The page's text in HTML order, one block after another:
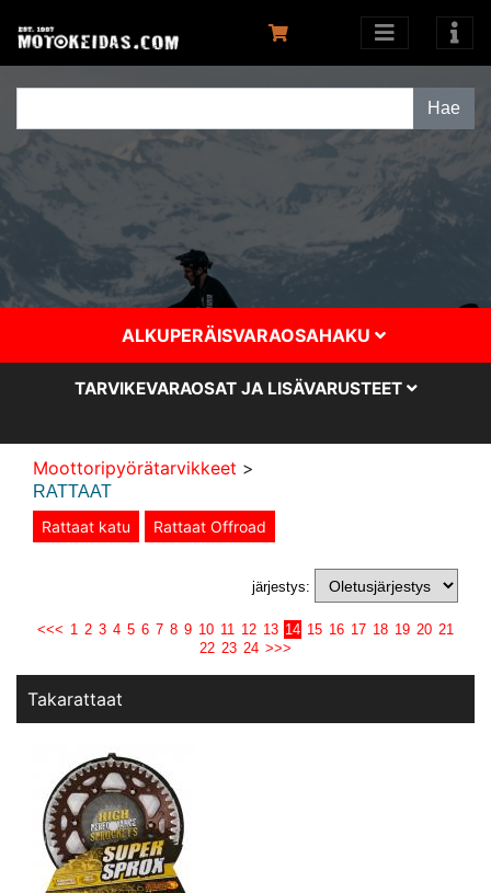
ALKUPERÄISVARAOSAHAKU
TARVIKEVARAOSAT JA LISÄVARUSTEET
Moottoripyörätarvikkeet >
RATTAAT
Rattaat katu
Rattaat Offroad
järjestys:
<<< 1 2 3 4 5 6 7 8 9 10 11 12 13 14 15 16 17 18 19 20 21
22 23 24 >>>
Takarattaat